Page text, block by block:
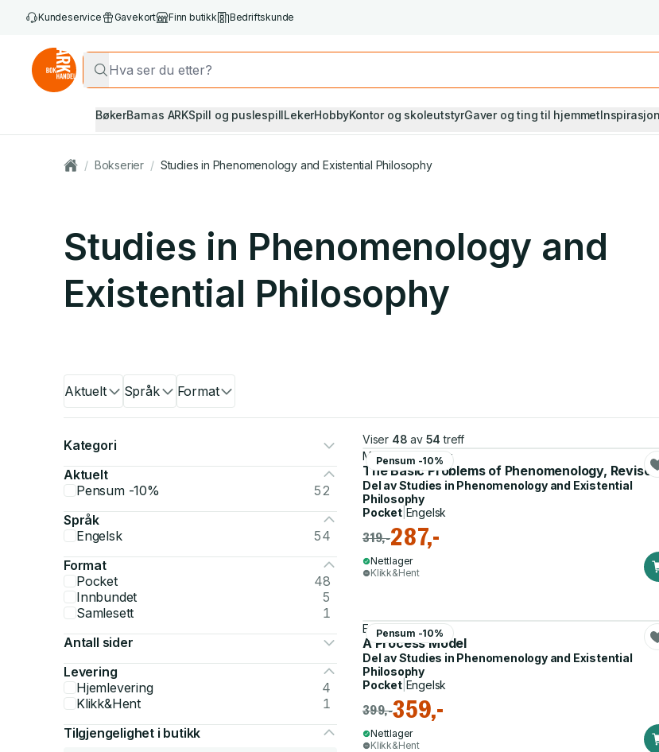
Kundeservice Gavekort Finn butikk Bedriftskunde
BøkerBarnas ARKSpill og puslespillLekerHobbyKontor og skoleutstyrGaver og ting til hjemmetInspirasjon
/ Bokserier / Studies in Phenomenology and Existential Philosophy
Studies in Phenomenology and
Existential Philosophy
Aktuelt Språk Format
Kategori
Aktuelt
Pensum -10%
52
Språk
Engelsk
54
Format
Pocket
48
Innbundet
5
Samlesett
1
Antall sider
Levering
Hjemlevering
4
Klikk&Hent
1
Tilgjengelighet i butikk
Viser 48 av 54 treff
Pensum -10%
Martin Heidegger
The Basic Problems of Phenomenology,
Del avStudies in Phenomenology and Existential
Philosophy
Pocket| Engelsk
319,-287,-
Nettlager
Klikk&Hent
Pensum -10%
Eugene Gendlin
A Process Model
Del avStudies in Phenomenology and Existential
Philosophy
Pocket| Engelsk
399,-359,-
Nettlager
Klikk&Hent